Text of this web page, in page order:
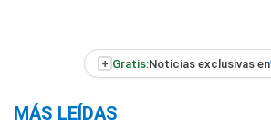
+ Gratis:Noticias exclusivas en
MÁS LEÍDAS